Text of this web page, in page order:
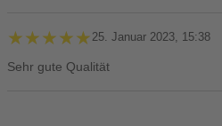
★★★★★
★★★★★ 25. Januar 2023, 15:38
Sehr gute Qualität